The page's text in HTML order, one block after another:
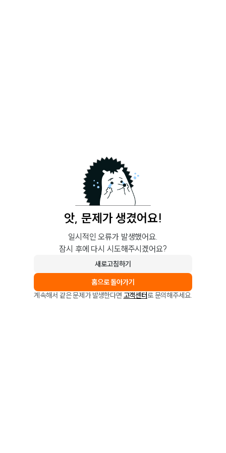
앗, 문제가 생겼어요!
일시적인 오류가 발생했어요.
잠시 후에 다시 시도해주시겠어요?
새로고침하기
홈으로 돌아가기
계속해서 같은 문제가 발생한다면 고객센터로 문의해주세요.